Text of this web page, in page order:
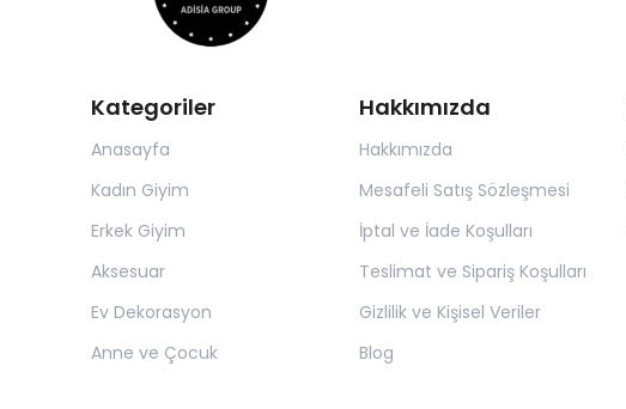
Kategoriler
Anasayfa
Kadın Giyim
Erkek Giyim
Aksesuar
Ev Dekorasyon
Anne ve Çocuk
Hakkımızda
Hakkımızda
Mesafeli Satış Sözleşmesi
İptal ve İade Koşulları
Teslimat ve Sipariş Koşulları
Gizlilik ve Kişisel Veriler
Blog